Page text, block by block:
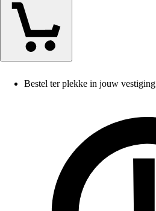
Bestel ter plekke in jouw vestiging